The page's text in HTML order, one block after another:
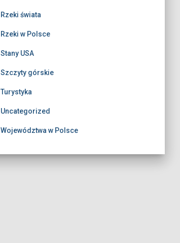
Rzeki świata
Rzeki w Polsce
Stany USA
Szczyty górskie
Turystyka
Uncategorized
Województwa w Polsce